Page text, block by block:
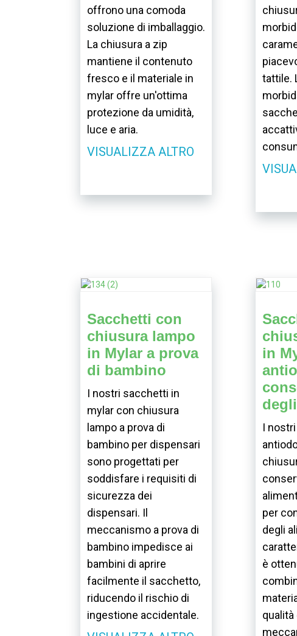
offrono una comoda
soluzione di imballaggio.
La chiusura a zip
mantiene il contenuto
fresco e il materiale in
mylar offre un'ottima
protezione da umidità,
luce e aria.
VISUALIZZA ALTRO
tattile.
Sacchetti con
chiusura lampo
in Mylar a prova
di bambino
I nostri sacchetti in
mylar con chiusura
lampo a prova di
bambino per dispensari
sono progettati per
soddisfare i requisiti di
sicurezza dei
dispensari. Il
meccanismo a prova di
bambino impedisce ai
bambini di aprire
facilmente il sacchetto,
riducendo il rischio di
ingestione accidentale.
in
I
per
degli
è
qualità